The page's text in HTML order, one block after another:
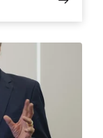
beginnen.